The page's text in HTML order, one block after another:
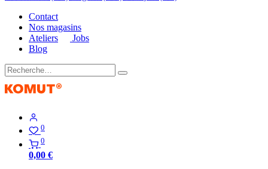
Contact
Nos magasins
Ateliers
Jobs
Blog
0
0
0,00 €